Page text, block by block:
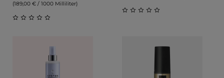
(189,00 € / 1000 Milliliter)